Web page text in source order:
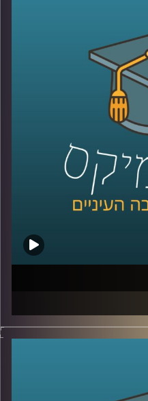
האחרים. מה
טכנולוגיים? אולי
מתקדמים. שיחת
והאופטימית
דיקן ומייסד
פרסם מאמרים